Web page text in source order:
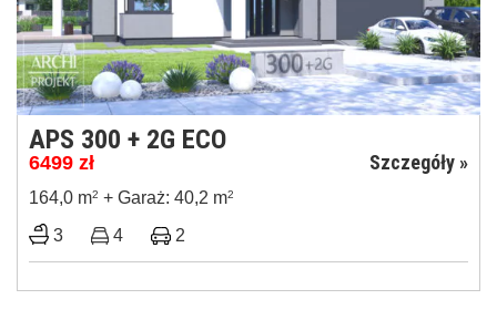
APS 300 + 2G ECO
6499 zł Szczegóły »
164,0 m2 + Garaż: 40,2 m2
3 4 2